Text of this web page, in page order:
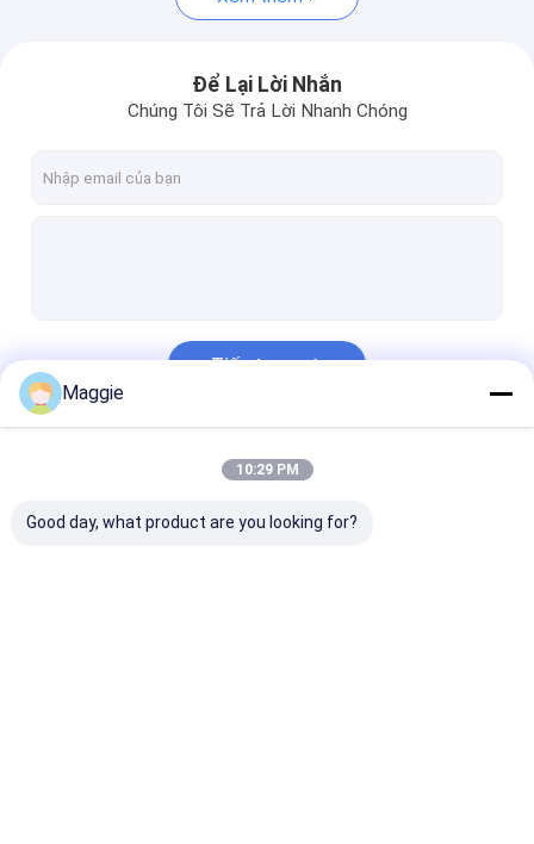
Giỏ sạc USB
Để Lại Lời Nhắn
Chúng Tôi Sẽ Trả Lời Nhanh Chóng
Tiếp tục
Danh Mục Của Chúng Tôi
Maggie
10:29 PM
Good day, what product are you looking for?